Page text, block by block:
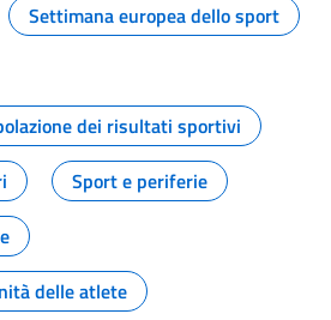
Settimana europea dello sport
dei risultati sportivi
Sport e periferie
delle atlete